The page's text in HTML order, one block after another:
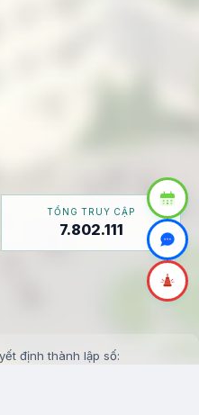
TỔNG TRUY CẬP
7.802.111
định thành lập số: